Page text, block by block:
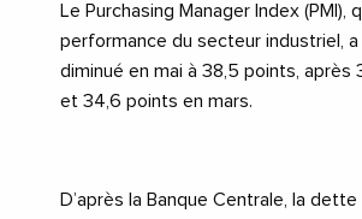
Le Purchasing Manager Index (PMI),
performance du secteur industriel,
diminué en mai à 38,5 points, après
et 34,6 points en mars.
D’après la Banque Centrale, la